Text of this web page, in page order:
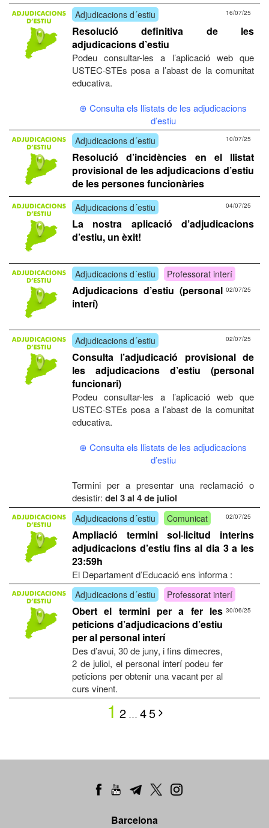
Adjudicacions d´estiu 16/07/25
Resolució definitiva de les
adjudicacions d’estiu
Podeu consultar-les a l’aplicació web que
USTEC·STEs posa a l’abast de la comunitat
educativa.
⊕ Consulta els llistats de les adjudicacions
d’estiu
Adjudicacions d´estiu 10/07/25
Resolució d’incidències en el llistat
provisional de les adjudicacions d’estiu
de les persones funcionàries
Adjudicacions d´estiu 04/07/25
La nostra aplicació d’adjudicacions
d’estiu, un èxit!
Adjudicacions d´estiu Professorat interí
02/07/25
Adjudicacions d’estiu (personal
interí)
Adjudicacions d´estiu 02/07/25
Consulta l’adjudicació provisional de
les adjudicacions d’estiu (personal
funcionari)
Podeu consultar-les a l’aplicació web que
USTEC·STEs posa a l’abast de la comunitat
educativa.
⊕ Consulta els llistats de les adjudicacions
d’estiu
Termini per a presentar una reclamació o
desistir: del 3 al 4 de juliol
Adjudicacions d´estiu Comunicat 02/07/25
Ampliació termini sol·licitud interins
adjudicacions d’estiu fins al dia 3 a les
23:59h
El Departament d’Educació ens informa :
Adjudicacions d´estiu Professorat interí
30/06/25
Obert el termini per a fer les
peticions d’adjudicacions d’estiu
per al personal interí
Des d’avui, 30 de juny, i fins dimecres,
2 de juliol, el personal interí podeu fer
peticions per obtenir una vacant per al
curs vinent.
1 2 … 45
Barcelona